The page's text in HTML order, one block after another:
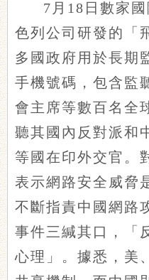
7月18日數家
色列公司研發的「
多國政府用於長期
手機號碼，包含監
會主席等數百名全
聽其國內反對派和
等國在印外交官。
表示網路安全威脅
不斷指責中國網路
事件三緘其口，「
心理」。據悉，美